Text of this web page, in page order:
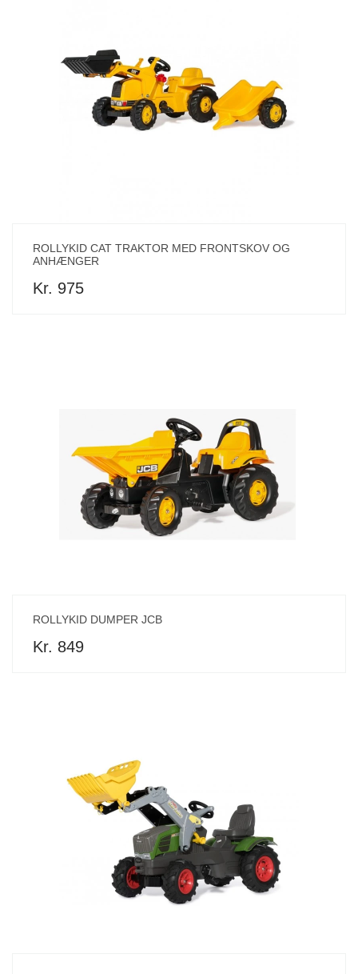
ROLLYKID CAT TRAKTOR MED FRONTSKOV OG
ANHÆNGER
Kr. 975
ROLLYKID DUMPER JCB
Kr. 849